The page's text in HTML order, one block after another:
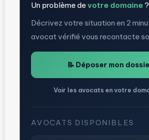
Un problème de votre domaine ?
Décrivez votre situation en 2
avocat vérifié vous recontacte
📝 Déposer mon
Voir les avocats en votre
AVOCATS DISPONIBLES